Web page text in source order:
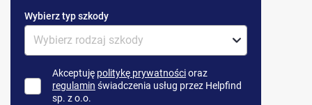
Wybierz typ szkody
Akceptuję politykę prywatnościoraz
regulamin świadczenia usług przez Helpfind
sp. z o.o.